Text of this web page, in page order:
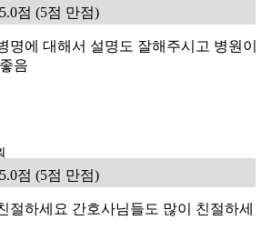
점 (5점 만점)
명에 대해서 설명도 잘해주시고 병원이
음
점 (5점 만점)
절하세요 간호사님들도 많이 친절하세